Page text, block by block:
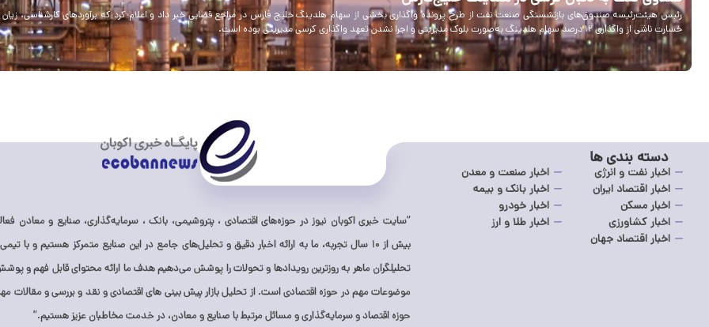
خسارت ناشی از واگذاری ۱۲ درصد سهام هلدینگ به‌صورت بلوک مدیریتی و اجرا نشدن تعهد واگذاری کرسی مدیریتی بوده است.
دسته بندی ها
اخبار نفت و انرژی
اخبار صنعت و معدن
اخبار اقتصاد ایران
اخبار بانک و بیمه
اخبار مسکن
اخبار خودرو
اخبار کشاورزی
اخبار طلا و ارز
اخبار اقتصاد جهان
“سایت خبری اکوبان نیوز در حوزه‌های اقتصادی ، پتروشیمی، بانک ، سرمایه‌گذاری، صنایع و معادن
بیش از ۱۰ سال تجربه، ما به ارائه اخبار دقیق و تحلیل‌های جامع در این صنایع متمرکز هستیم و با
تحلیلگران ماهر به روزترین رویدادها و تحولات را پوشش می‌دهیم هدف ما ارائه محتوای قابل فهم و
موضوعات مهم در حوزه اقتصادی است. از تحلیل بازار پیش بینی های اقتصادی و نقد و بررسی و مقالات
حوزه اقتصاد و سرمایه‌گذاری و مسائل مرتبط با صنایع و معادن، در خدمت مخاطبان عزیز هستیم.”